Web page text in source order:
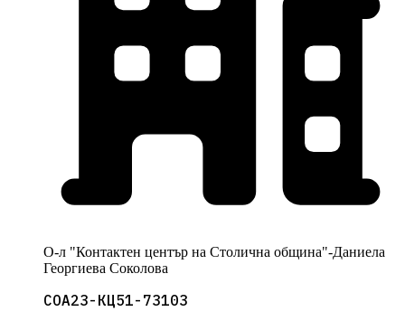
О-л "Контактен център на Столична община"-Даниела
Георгиева Соколова
СОА23-КЦ51-73103